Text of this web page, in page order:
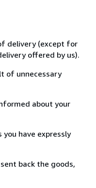
delivery (except for
offered by us).
of unnecessary
about your
have expressly
back the goods,